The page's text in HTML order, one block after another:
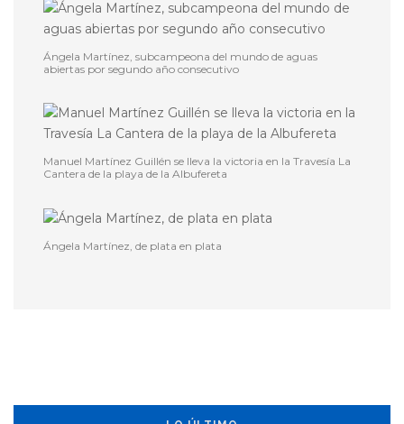
Ángela Martínez, subcampeona del mundo de aguas
abiertas por segundo año consecutivo
Manuel Martínez Guillén se lleva la victoria en la Travesía La
Cantera de la playa de la Albufereta
Ángela Martínez, de plata en plata